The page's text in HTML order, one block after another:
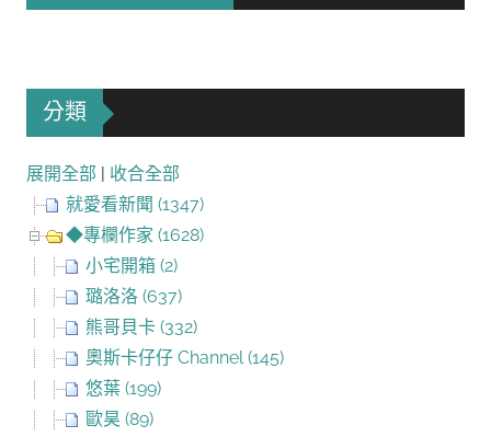
分類
展開全部 | 收合全部
就愛看新聞 (1347)
◆專欄作家 (1628)
小宅開箱 (2)
璐洛洛 (637)
熊哥貝卡 (332)
奧斯卡仔仔 Channel (145)
悠葉 (199)
歐昊 (89)